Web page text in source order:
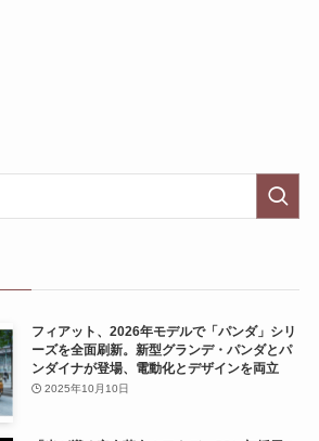
フィアット、2026年モデルで「パンダ」シリ
ーズを全面刷新。新型グランデ・パンダとパ
ンダイナが登場、電動化とデザインを両立
2025年10月10日